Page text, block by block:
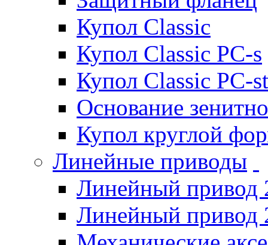
Купол Classic
Купол Classic PC-s
Купол Classic PC-st
Основание
Купол круглой
Линейные приводы
Линейный привод
Линейный привод